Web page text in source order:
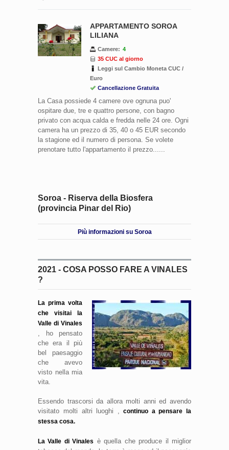
APPARTAMENTO SOROA
LILIANA
Camere: 4
35 CUC al giorno
Leggi sul Cambio Moneta CUC /
Euro
Cancellazione Gratuita
La Casa possiede 4 camere ove ognuna puo'
ospitare due, tre e quattro persone, con bagno
privato con acqua calda e fredda nelle 24 ore. Ogni
camera ha un prezzo di 35, 40 o 45 EUR secondo
la stagione ed il numero di persona. Se volete
prenotare tutto l'appartamento il prezzo......
Soroa - Riserva della Biosfera
(provincia Pinar del Rio)
Più informazioni su Soroa
2021 - COSA POSSO FARE A VINALES
?
La prima volta
che visitai la
Valle di Vinales
, ho pensato
che era il più
bel paesaggio
che avevo
visto nella mia
vita.
Essendo trascorsi da allora molti anni ed avendo
visitato molti altri luoghi ,
continuo a pensare la
stessa cosa.
La Valle di Vinales è quella che produce il miglior